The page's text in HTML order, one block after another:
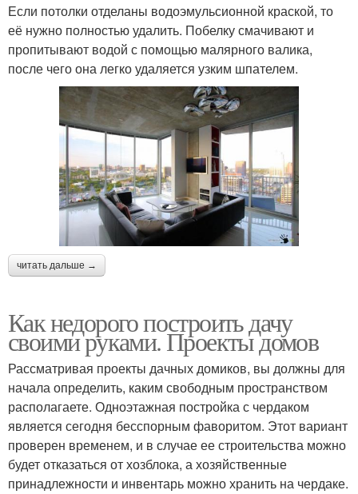
Если потолки отделаны водоэмульсионной краской, то
её нужно полностью удалить. Побелку смачивают и
пропитывают водой с помощью малярного валика,
после чего она легко удаляется узким шпателем.
читать дальше →
Как недорого построить дачу
своими руками. Проекты домов
Рассматривая проекты дачных домиков, вы должны для
начала определить, каким свободным пространством
располагаете. Одноэтажная постройка с чердаком
является сегодня бесспорным фаворитом. Этот вариант
проверен временем, и в случае ее строительства можно
будет отказаться от хозблока, а хозяйственные
принадлежности и инвентарь можно хранить на чердаке.